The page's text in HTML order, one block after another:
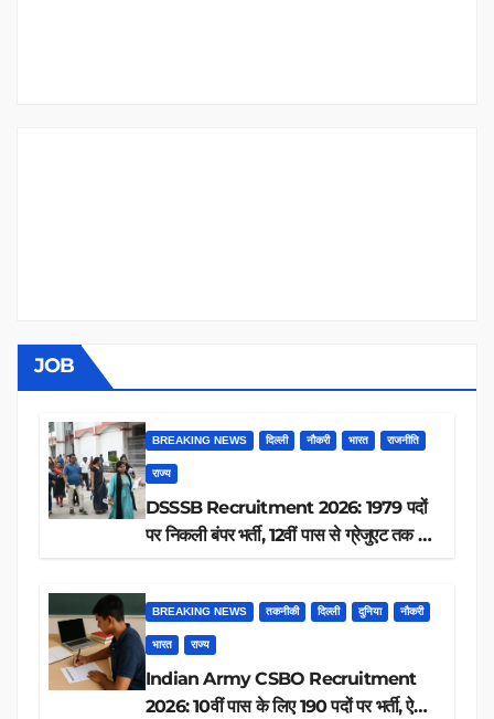
JOB
BREAKING NEWS दिल्ली नौकरी भारत राजनीति
राज्य
DSSSB Recruitment 2026: 1979 पदों
पर निकली बंपर भर्ती, 12वीं पास से ग्रेजुएट तक करें
BREAKING NEWS तकनीकी दिल्ली दुनिया नौकरी
भारत राज्य
Indian Army CSBO Recruitment
2026: 10वीं पास के लिए 190 पदों पर भर्ती, ऐसे